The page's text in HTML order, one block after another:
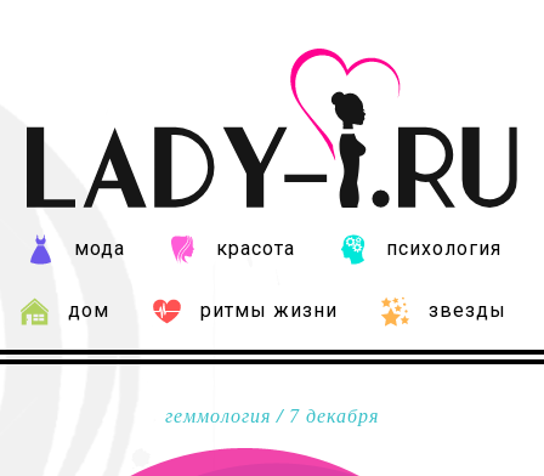
мода красота психология
дом ритмы жизни звезды
геммология / 7 декабря